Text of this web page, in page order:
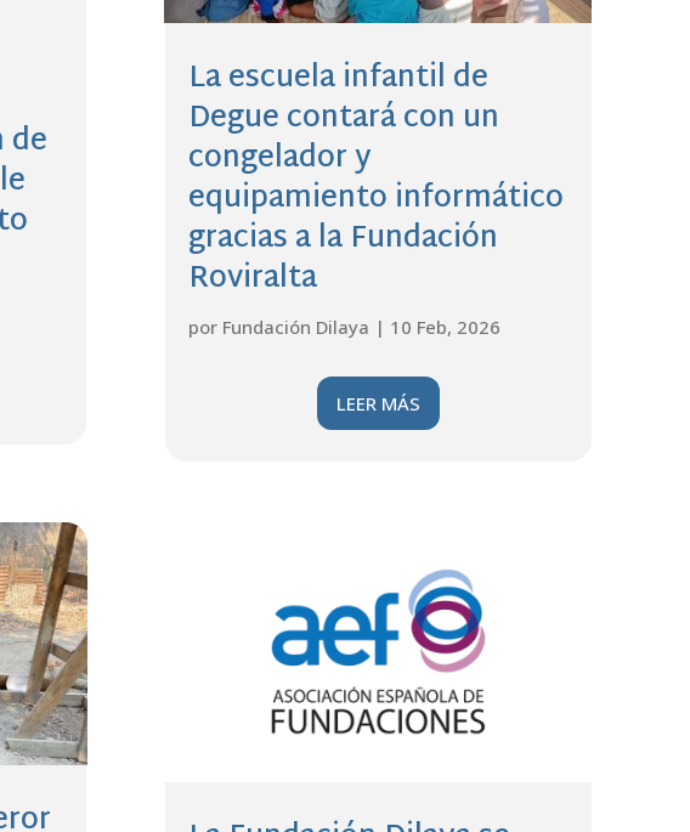
de
La escuela infantil de
Degue contará con un
congelador y
equipamiento informático
gracias a la Fundación
Roviralta
por Fundación Dilaya | 10 Feb, 2026
LEER MÁS